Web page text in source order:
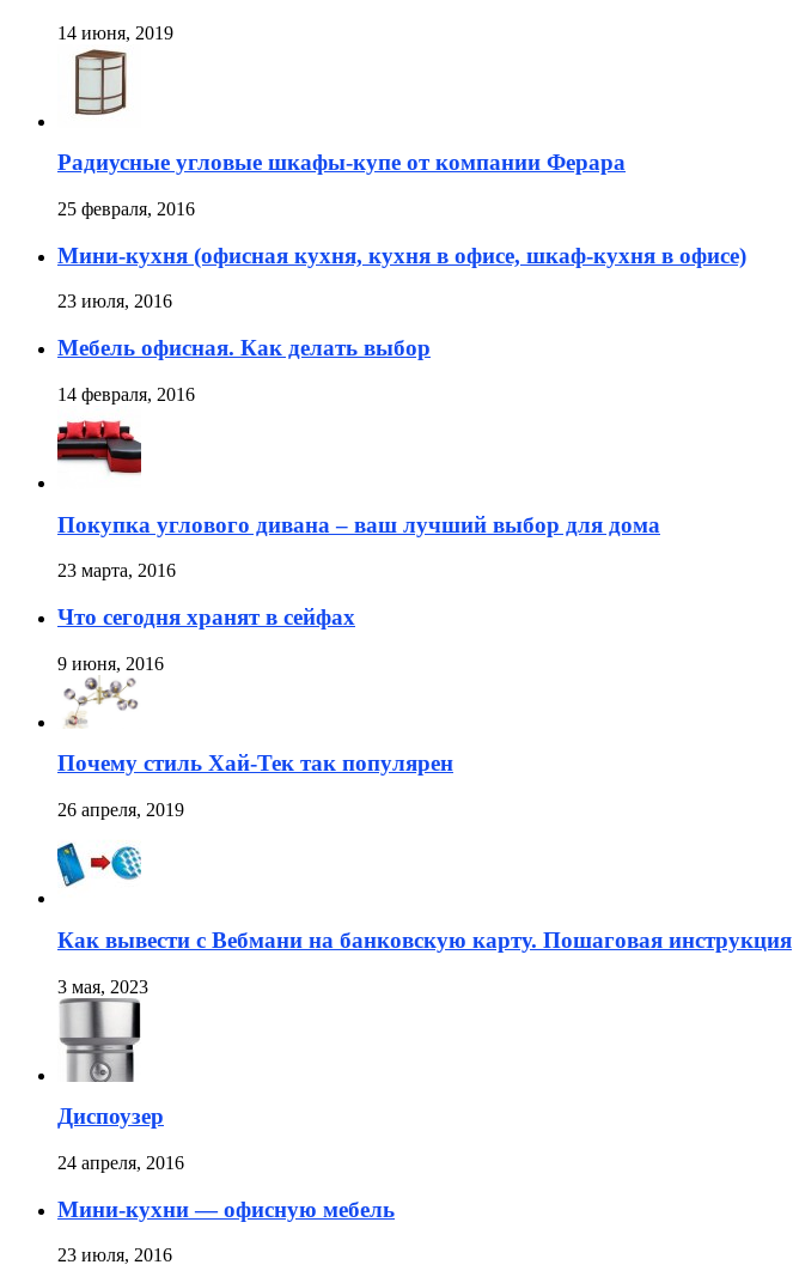
14 июня, 2019
Радиусные угловые шкафы-купе от компании Ферара
25 февраля, 2016
Мини-кухня (офисная кухня, кухня в офисе, шкаф-кухня в офисе)
23 июля, 2016
Мебель офисная. Как делать выбор
14 февраля, 2016
Покупка углового дивана – ваш лучший выбор для дома
23 марта, 2016
Что сегодня хранят в сейфах
9 июня, 2016
Почему стиль Хай-Тек так популярен
26 апреля, 2019
Как вывести с Вебмани на банковскую карту. Пошаговая инструкция
3 мая, 2023
Диспоузер
24 апреля, 2016
Мини-кухни — офисную мебель
23 июля, 2016